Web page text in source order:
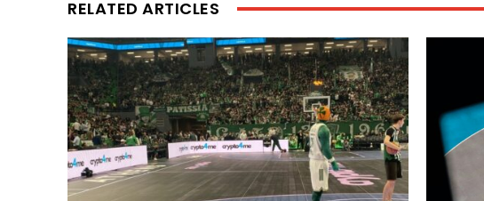
RELATED ARTICLES